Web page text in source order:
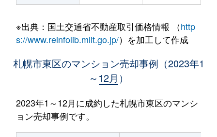
※出典：国土交通省不動産取引価格情報 （http
s://www.reinfolib.mlit.go.jp/）を加工して作成
札幌市東区のマンション売却事例（2023年1
～12月）
2023年1～12月に成約した札幌市東区のマンシ
ョン売却事例です。